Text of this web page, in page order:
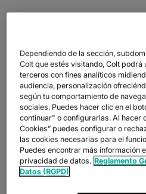
fascinación. Excavadoras
toneladas de tierra. Grúas de un
lejos, que transportan paredes
explosiva que mueve montañas y
y túneles. Para que las etapas de
gran escala se integren sin
cabo hazañas magistrales de
segundo plano. Hace tiempo que
del suministro de máquinas
se detiene en la construcción.
Dependiendo de la sección,
Colt que estés visitando, Colt
terceros con fines analíticos
audiencia, personalización
según tu comportamiento de
sociales. Puedes hacer clic en el
continuar" o configurarlas. Al hacer
Cookies” puedes configurar o
las cookies necesarias para el
Puedes encontrar más información
privacidad de datos. Reglamento
Datos (RGPD)